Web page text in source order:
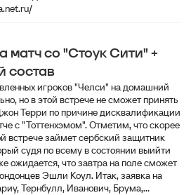
матч со "Стоук Сити" +
состав
игроков "Челси" на домашний
но в этой встрече не сможет принять
Терри по причине дисквалификации
с "Тоттенхэмом". Отметим, что скорее
встрече займет сербский защитник
судя по всему в состоянии выийти
ожидается, что завтра на поле сможет
Эшли Коул. Итак, заявка на
Тернбулл, Иванович, Брума,...